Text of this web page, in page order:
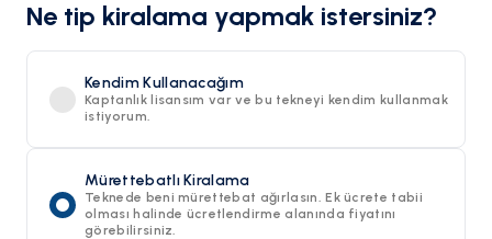
Ne tip kiralama yapmak istersiniz?
Kendim Kullanacağım
Kaptanlık lisansım var ve bu tekneyi kendim kullanmak
istiyorum.
Mürettebatlı Kiralama
Teknede beni mürettebat ağırlasın. Ek ücrete tabii
olması halinde ücretlendirme alanında fiyatını
görebilirsiniz.